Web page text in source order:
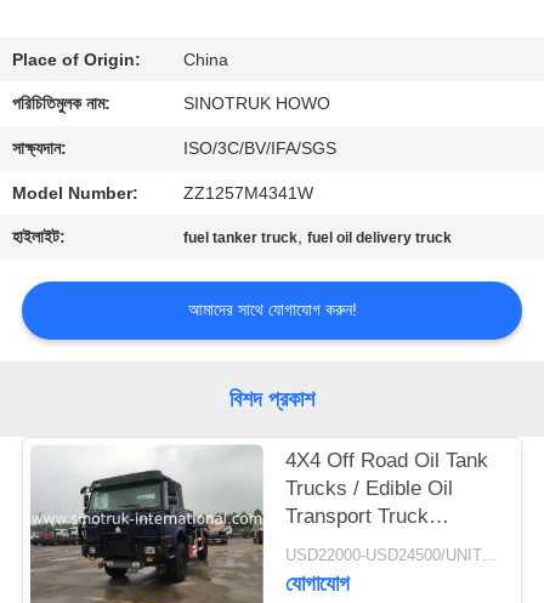
গুণমান
নিয়ন্ত্রণ
আমাদের
সাথে
একটি
করুন
সাইট
ম্যাপ
Place of Origin: China
পরিচিতিমুলক নাম: SINOTRUK HOWO
সাক্ষ্যদান: ISO/3C/BV/IFA/SGS
Model Number: ZZ1257M4341W
হাইলাইট: fuel tanker truck,fuel oil delivery truck
আমাদের সাথে যোগাযোগ করুন!
বিশদ প্রকাশ
4X4 Off Road Oil Tank
Trucks / Edible Oil
Transport Truck
Hydraulically Clutch
USD22000-USD24500/UNIT)negotiation MOQ:1 Unit
যোগাযোগ